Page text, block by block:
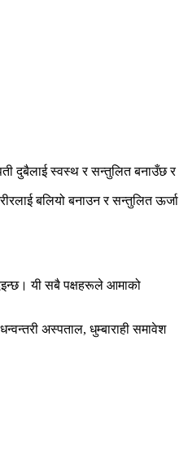
दुबैलाई स्वस्थ र सन्तुलित बनाउँछ र
बलियो बनाउन र सन्तुलित ऊर्जा
यी सबै पक्षहरूले आमाको
अस्पताल, धुम्बाराही समावेश